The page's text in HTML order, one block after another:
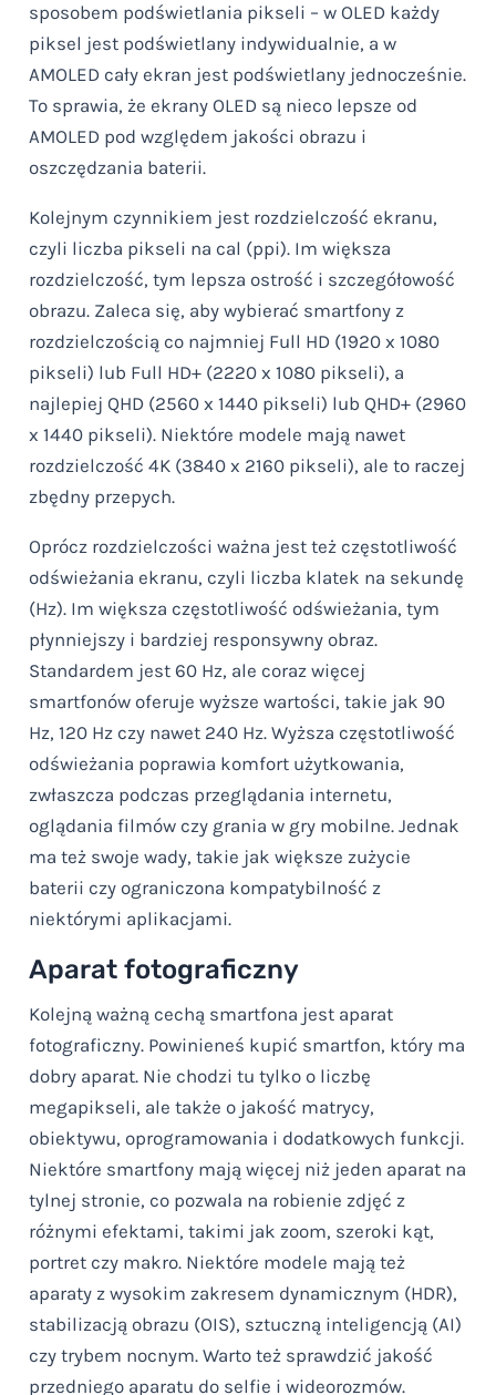
sposobem podświetlania pikseli – w OLED każdy
piksel jest podświetlany indywidualnie, a w
AMOLED cały ekran jest podświetlany jednocześnie.
To sprawia, że ekrany OLED są nieco lepsze od
AMOLED pod względem jakości obrazu i
oszczędzania baterii.
Kolejnym czynnikiem jest rozdzielczość ekranu,
czyli liczba pikseli na cal (ppi). Im większa
rozdzielczość, tym lepsza ostrość i szczegółowość
obrazu. Zaleca się, aby wybierać smartfony z
rozdzielczością co najmniej Full HD (1920 x 1080
pikseli) lub Full HD+ (2220 x 1080 pikseli), a
najlepiej QHD (2560 x 1440 pikseli) lub QHD+ (2960
x 1440 pikseli). Niektóre modele mają nawet
rozdzielczość 4K (3840 x 2160 pikseli), ale to raczej
zbędny przepych.
Oprócz rozdzielczości ważna jest też częstotliwość
odświeżania ekranu, czyli liczba klatek na sekundę
(Hz). Im większa częstotliwość odświeżania, tym
płynniejszy i bardziej responsywny obraz.
Standardem jest 60 Hz, ale coraz więcej
smartfonów oferuje wyższe wartości, takie jak 90
Hz, 120 Hz czy nawet 240 Hz. Wyższa częstotliwość
odświeżania poprawia komfort użytkowania,
zwłaszcza podczas przeglądania internetu,
oglądania filmów czy grania w gry mobilne. Jednak
ma też swoje wady, takie jak większe zużycie
baterii czy ograniczona kompatybilność z
niektórymi aplikacjami.
Aparat fotograficzny
Kolejną ważną cechą smartfona jest aparat
fotograficzny. Powinieneś kupić smartfon, który ma
dobry aparat. Nie chodzi tu tylko o liczbę
megapikseli, ale także o jakość matrycy,
obiektywu, oprogramowania i dodatkowych funkcji.
Niektóre smartfony mają więcej niż jeden aparat na
tylnej stronie, co pozwala na robienie zdjęć z
różnymi efektami, takimi jak zoom, szeroki kąt,
portret czy makro. Niektóre modele mają też
aparaty z wysokim zakresem dynamicznym (HDR),
stabilizacją obrazu (OIS), sztuczną inteligencją (AI)
czy trybem nocnym. Warto też sprawdzić jakość
przedniego aparatu do selfie i wideorozmów.